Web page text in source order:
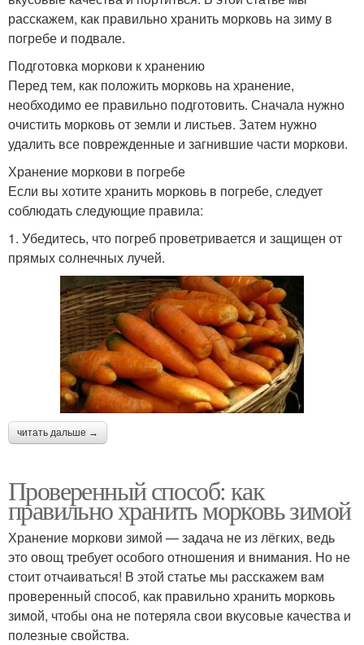
расскажем, как правильно хранить морковь на зиму в
погребе и подвале.
Подготовка моркови к хранению
Перед тем, как положить морковь на хранение,
необходимо ее правильно подготовить. Сначала нужно
очистить морковь от земли и листьев. Затем нужно
удалить все поврежденные и загнившие части моркови.
Хранение моркови в погребе
Если вы хотите хранить морковь в погребе, следует
соблюдать следующие правила:
1. Убедитесь, что погреб проветривается и защищен от
прямых солнечных лучей.
читать дальше →
Проверенный способ: как
правильно хранить морковь зимой
Хранение моркови зимой — задача не из лёгких, ведь
это овощ требует особого отношения и внимания. Но не
стоит отчаиваться! В этой статье мы расскажем вам
проверенный способ, как правильно хранить морковь
зимой, чтобы она не потеряла свои вкусовые качества и
полезные свойства.